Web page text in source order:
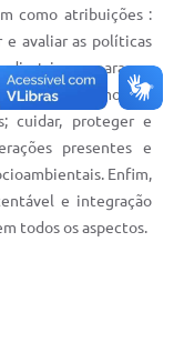
como atribuições :
e avaliar as políticas
diretrizes para o
o turismo no
cuidar, proteger e
presentes e
Enfim,
e integração
todos os aspectos.